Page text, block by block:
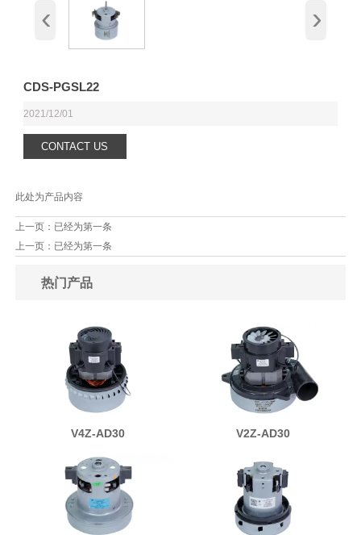
‹ ›
CDS-PGSL22
2021/12/01
CONTACT US
此处为产品内容
上一页：已经为第一条
上一页：已经为第一条
热门产品
V4Z-AD30 V2Z-AD30